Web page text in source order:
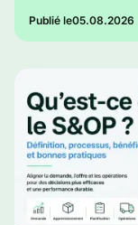
Publié le05.08.2026